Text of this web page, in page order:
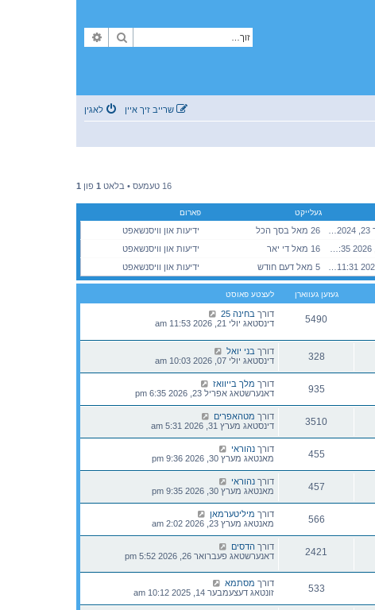
זוך
לאגין שרייב זיך איין
16 טעמעס • בלאט 1 פון 1
געלייקט פארום
26 מאל בסך הכל
ידיעות און וויסנשאפט
16 מאל די יאר
ידיעות און וויסנשאפט
5 מאל דעם חודש ידיעות און וויסנשאפט
געזען געווארן לעצטע פאוסט
5490 דורך בחינה 25
דינסטאג יולי 21, 2026 11:53 am
328 דורך בני יואל
דינסטאג יולי 07, 2026 10:03 am
935 דורך מלך בייוואז
דאנערשטאג אפריל 23, 2026 6:35 pm
3510 דורך מטהאפרים
דינסטאג מערץ 31, 2026 5:31 am
455 דורך נהוראי
מאנטאג מערץ 30, 2026 9:36 pm
457 דורך נהוראי
מאנטאג מערץ 30, 2026 9:35 pm
566 דורך מיליטערמאן
מאנטאג מערץ 23, 2026 2:02 am
2421 דורך הדסים
דאנערשטאג פעברואר 26, 2026 5:52 pm
533 דורך מסתמא
זונטאג דעצעמבער 14, 2025 10:12 am